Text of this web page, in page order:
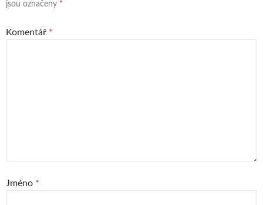
jsou označeny *
Komentář *
Jméno *